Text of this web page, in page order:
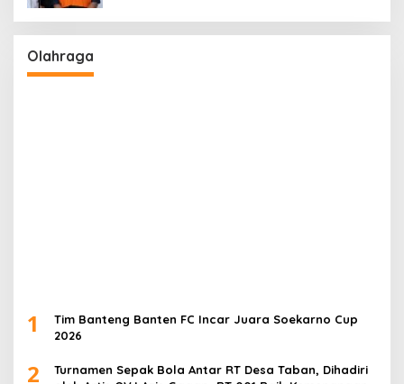
Olahraga
1
Tim Banteng Banten FC Incar Juara Soekarno Cup
2026
2
Turnamen Sepak Bola Antar RT Desa Taban, Dihadiri